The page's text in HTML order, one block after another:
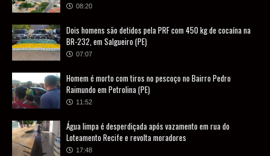
08:20
Dois homens são detidos pela PRF com 450 kg de cocaína na
BR-232, em Salgueiro (PE)
07:07
Homem é morto com tiros no pescoço no Bairro Pedro
Raimundo em Petrolina (PE)
11:52
Água limpa é desperdiçada após vazamento em rua do
Loteamento Recife e revolta moradores
17:48